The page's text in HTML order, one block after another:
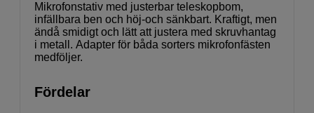
Mikrofonstativ med justerbar teleskopbom,
infällbara ben och höj-och sänkbart. Kraftigt, men
ändå smidigt och lätt att justera med skruvhantag
i metall. Adapter för båda sorters mikrofonfästen
medföljer.
Fördelar